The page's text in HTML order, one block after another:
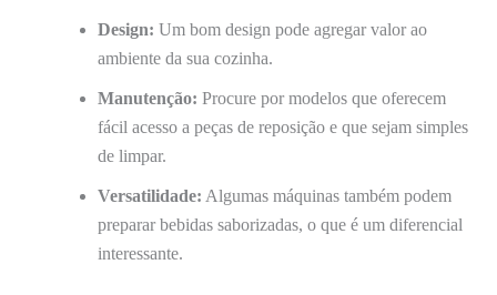
Design: Um bom design pode agregar valor ao
ambiente da sua cozinha.
Manutenção: Procure por modelos que oferecem
fácil acesso a peças de reposição e que sejam simples
de limpar.
Versatilidade: Algumas máquinas também podem
preparar bebidas saborizadas, o que é um diferencial
interessante.